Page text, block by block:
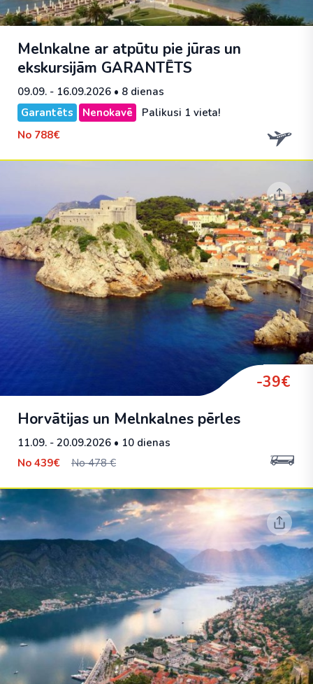
Melnkalne ar atpūtu pie jūras un
ekskursijām GARANTĒTS
09.09. - 16.09.2026 • 8 dienas
Garantēts
Nenokavē
Palikusi 1 vieta!
No 788€
-39€
Horvātijas un Melnkalnes pērles
11.09. - 20.09.2026 • 10 dienas
No 439€ No 478 €